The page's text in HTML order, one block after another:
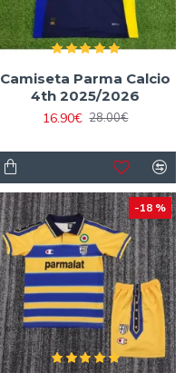
Camiseta Parma Calcio
4th 2025/2026
16.90€ 28.00€
-18 %